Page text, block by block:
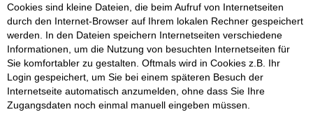
Cookies sind kleine Dateien, die beim Aufruf von Internetseiten
durch den Internet-Browser auf Ihrem lokalen Rechner gespeichert
werden. In den Dateien speichern Internetseiten verschiedene
Informationen, um die Nutzung von besuchten Internetseiten für
Sie komfortabler zu gestalten. Oftmals wird in Cookies z.B. Ihr
Login gespeichert, um Sie bei einem späteren Besuch der
Internetseite automatisch anzumelden, ohne dass Sie Ihre
Zugangsdaten noch einmal manuell eingeben müssen.